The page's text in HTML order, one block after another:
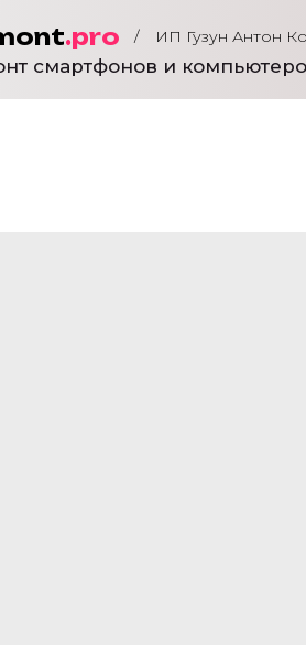
смартфонов и
.pro ИП Гузун Антон
/